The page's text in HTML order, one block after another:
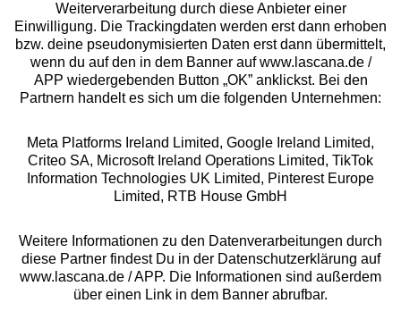
Über uns
Rechtliches
Alle Preise inkl. MwSt., zzgl.
Versandkosten
** Bonität vorausgesetzt, berechtigt zur Bonitätsprüfung
Weiterverarbeitung durch diese Anbieter einer
Einwilligung. Die Trackingdaten werden erst dann erhoben
bzw. deine pseudonymisierten Daten erst dann übermittelt,
wenn du auf den in dem Banner auf www.lascana.de /
APP wiedergebenden Button „OK” anklickst. Bei den
Partnern handelt es sich um die folgenden Unternehmen:
Meta Platforms Ireland Limited, Google Ireland Limited,
Criteo SA, Microsoft Ireland Operations Limited, TikTok
Information Technologies UK Limited, Pinterest Europe
Limited, RTB House GmbH
Weitere Informationen zu den Datenverarbeitungen durch
diese Partner findest Du in der Datenschutzerklärung auf
www.lascana.de / APP. Die Informationen sind außerdem
über einen Link in dem Banner abrufbar.